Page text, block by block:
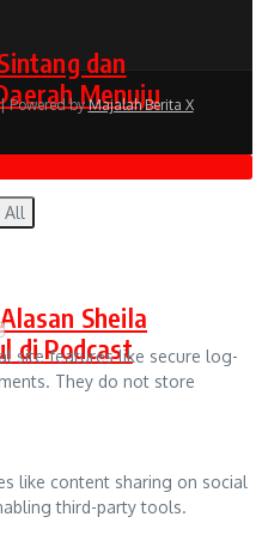
dan
Menuju
Sheila
di Podcast
Powered byMajalah Berita X
All
site features like secure log-
They do not store
like content sharing on social
third-party tools.